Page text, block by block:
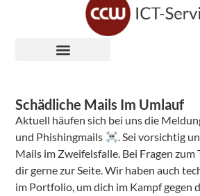
Schädliche Mails Im Umlauf
Aktuell häufen sich bei uns die
und Phishingmails
. Sei vorsichtig
Mails im Zweifelsfalle. Bei Fragen zum
dir gerne zur Seite. Wir haben auch
im Portfolio, um dich im Kampf gegen